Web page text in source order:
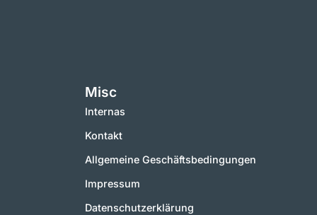
Misc
Internas
Kontakt
Allgemeine Geschäftsbedingungen
Impressum
Datenschutzerklärung